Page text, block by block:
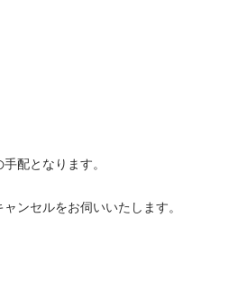
配となります。
ンセルをお伺いいたします。